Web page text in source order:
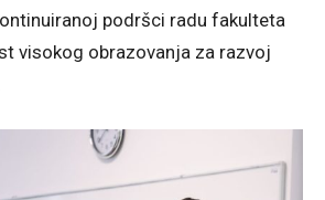
podršci radu fakulteta
visokog obrazovanja za razvoj